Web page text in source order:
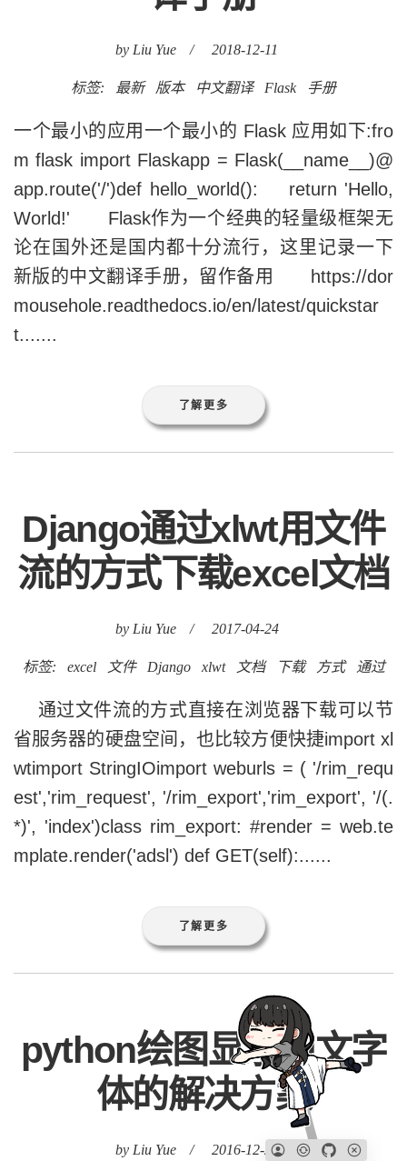
by Liu Yue / 2018-12-11
标签: 最新 版本 中文翻译 Flask 手册
一个最小的应用一个最小的 Flask 应用如下:fro
m flask import Flaskapp = Flask(__name__)@
app.route('/')def hello_world(): return 'Hello,
World!' Flask作为一个经典的轻量级框架无
论在国外还是国内都十分流行，这里记录一下
新版的中文翻译手册，留作备用 https://dor
mousehole.readthedocs.io/en/latest/quickstar
t.......
了解更多
Django通过xlwt用文件
流的方式下载excel文档
by Liu Yue / 2017-04-24
标签: excel 文件 Django xlwt 文档 下载 方式 通过
通过文件流的方式直接在浏览器下载可以节
省服务器的硬盘空间，也比较方便快捷import xl
wtimport StringIOimport weburls = ( '/rim_requ
est','rim_request', '/rim_export','rim_export', '/(.
*)', 'index')class rim_export: #render = web.te
mplate.render('adsl') def GET(self):......
了解更多
python绘图显示中文字
体的解决方案
by Liu Yue / 2016-12-27